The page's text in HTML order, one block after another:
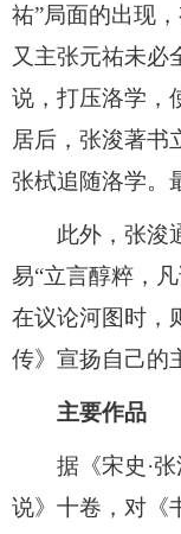
祐”局面的出现
又主张元祐未必
说，打压洛学，
居后，张浚著书
张栻追随洛学。
此外，张浚通
易“立言醇粹，
在议论河图时，
传》宣扬自己的
主要作品
据《宋史·张
说》十卷，对《